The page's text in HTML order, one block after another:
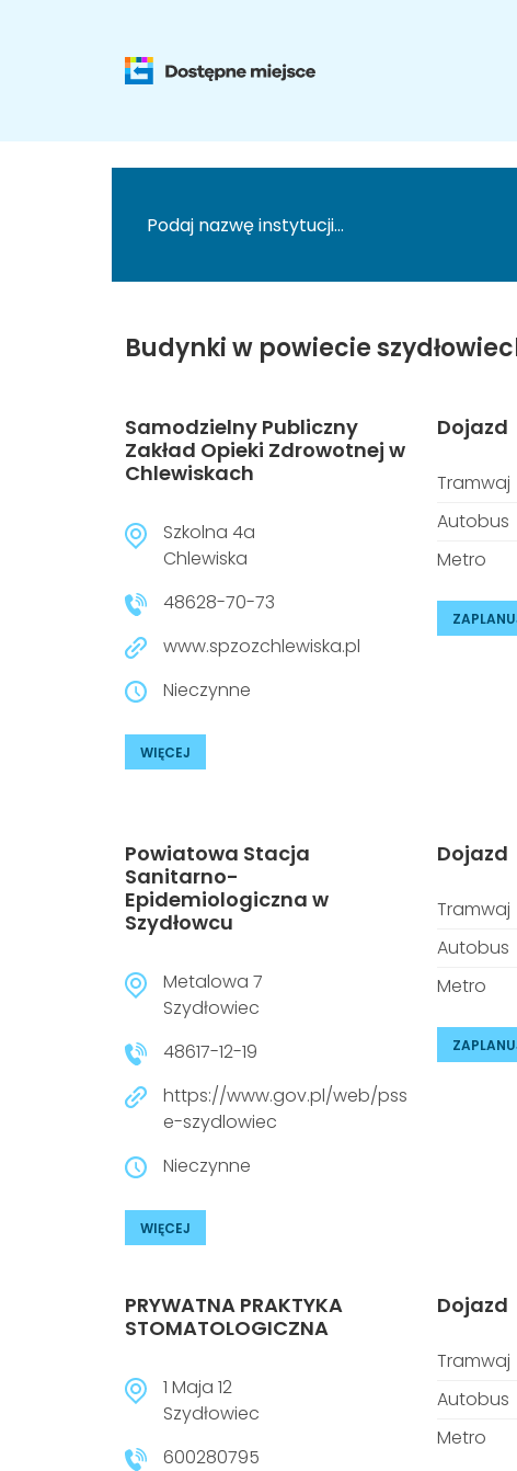
Budynki w powiecie
Samodzielny Publiczny
Zakład Opieki Zdrowotnej w
Chlewiskach
Szkolna 4a
Chlewiska
48628-70-73
www.spzozchlewiska.pl
Nieczynne
WIĘCEJ
Dojazd
Tramwaj
Autobus
Metro
Powiatowa Stacja
Sanitarno-
Epidemiologiczna w
Szydłowcu
Metalowa 7
Szydłowiec
48617-12-19
https://www.gov.pl/web/pss
e-szydlowiec
Nieczynne
WIĘCEJ
Dojazd
Tramwaj
Autobus
Metro
PRYWATNA PRAKTYKA
STOMATOLOGICZNA
1 Maja 12
Szydłowiec
600280795
Dojazd
Tramwaj
Autobus
Metro